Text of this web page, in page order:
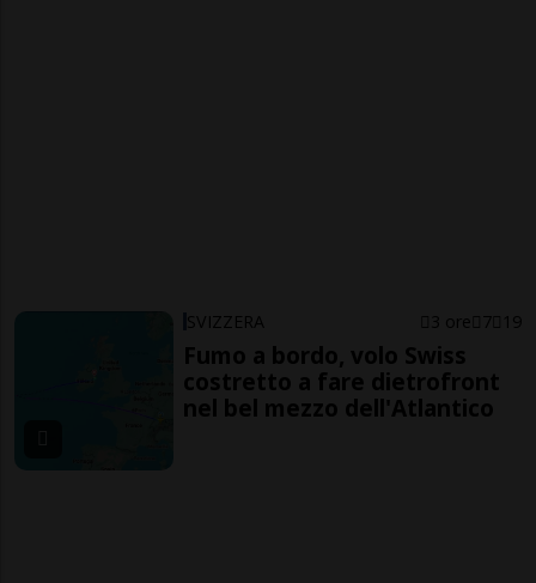
SVIZZERA 3 ore 7 19
Fumo a bordo, volo Swiss
costretto a fare dietrofront
nel bel mezzo dell'Atlantico